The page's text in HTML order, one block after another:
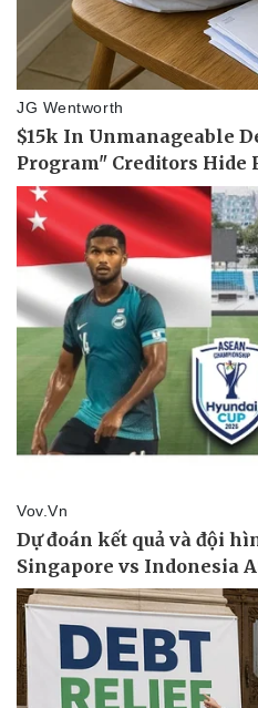
Dinh dưỡng - món ngon
Cây thuốc
Sản phụ khoa
Nhi khoa
Nam khoa
Làm đẹp - giảm cân
Ăn sạch sống khỏe